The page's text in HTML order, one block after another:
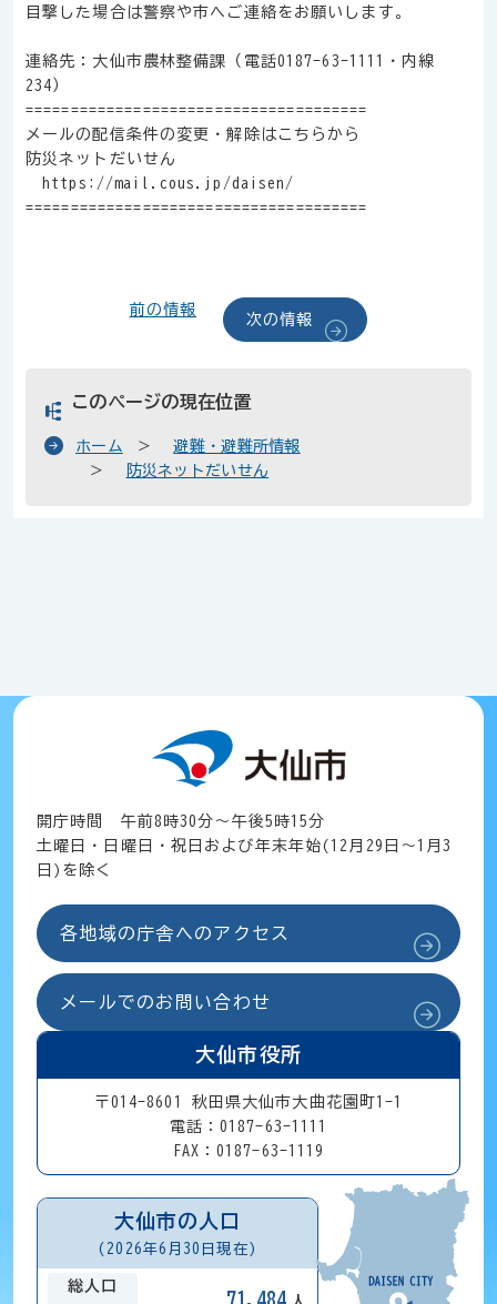
目撃した場合は警察や市へご連絡をお願いします。
連絡先：大仙市農林整備課（電話0187-63-1111・内線
234）
======================================
メールの配信条件の変更・解除はこちらから
防災ネットだいせん
https://mail.cous.jp/daisen/
======================================
前の情報
次の情報
このページの現在位置
ホーム
避難・避難所情報
防災ネットだいせん
開庁時間 午前8時30分～午後5時15分
土曜日・日曜日・祝日および年末年始(12月29日～1月3
日)を除く
各地域の庁舎へのアクセス
メールでのお問い合わせ
大仙市役所
〒014-8601 秋田県大仙市大曲花園町1-1
電話：0187-63-1111
FAX：0187-63-1119
大仙市の人口
(2026年6月30日現在)
総人口
71,484